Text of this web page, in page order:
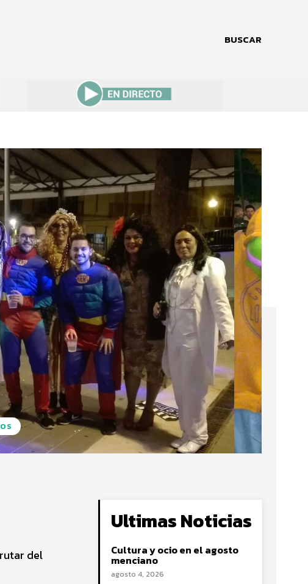
BUSCAR
del
Ultimas Noticias
Cultura y ocio en el agosto
menciano
agosto 4, 2026